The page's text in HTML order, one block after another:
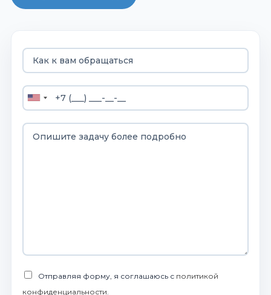
Отправляя форму, я соглашаюсь с политикой
конфиденциальности